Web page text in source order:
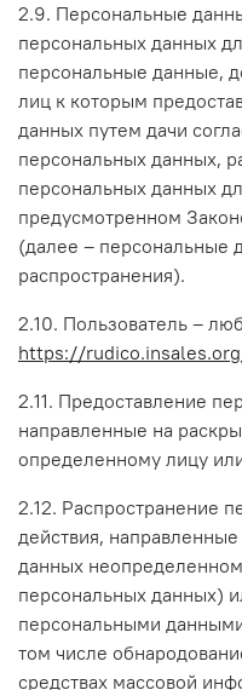
2.9. Персональные
персональных данных
персональные данные,
лиц к которым
данных путем дачи
персональных данных,
персональных данных
предусмотренном
(далее – персональные
распространения).
2.10. Пользователь –
https://
2.11. Предоставление
направленные на
определенному лицу
2.12. Распространение
действия,
данных
персональных данных)
персональными
том числе
средствах массовой